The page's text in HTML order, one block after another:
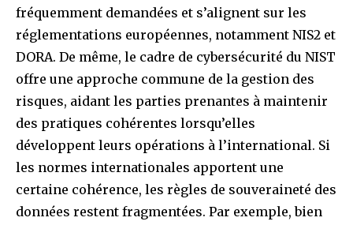
fréquemment demandées et s’alignent sur les
réglementations européennes, notamment NIS2 et
DORA. De même, le cadre de cybersécurité du NIST
offre une approche commune de la gestion des
risques, aidant les parties prenantes à maintenir
des pratiques cohérentes lorsqu’elles
développent leurs opérations à l’international. Si
les normes internationales apportent une
certaine cohérence, les règles de souveraineté des
données restent fragmentées. Par exemple, bien